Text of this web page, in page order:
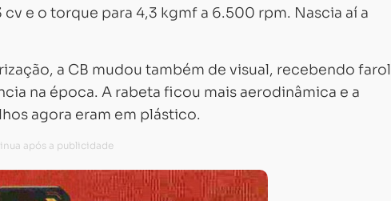
e o torque para 4,3 kgmf a 6.500 rpm. Nascia aí a
a CB mudou também de visual, recebendo farol
na época. A rabeta ficou mais aerodinâmica e a
agora eram em plástico.